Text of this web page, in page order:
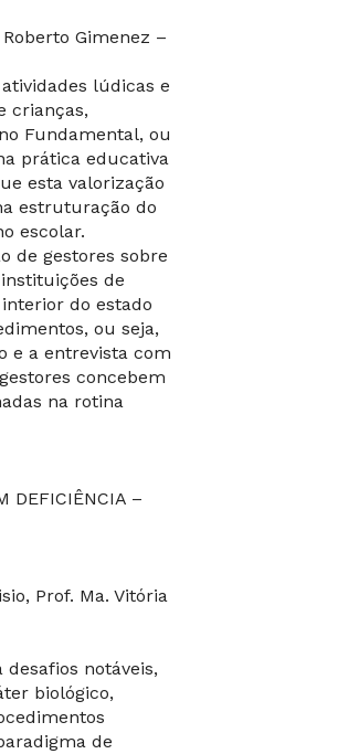
Gimenez –
lúdicas e
crianças,
Fundamental, ou
prática educativa
esta valorização
estruturação do
escolar.
de gestores sobre
de
do estado
ou seja,
e a entrevista com
concebem
na rotina
DEFICIÊNCIA –
Prof. Ma. Vitória
notáveis,
biológico,
de